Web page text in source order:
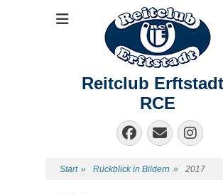
Reitclub
RCE
Facebook
E-
Mail
Start » Rückblick in Bildern » 2017